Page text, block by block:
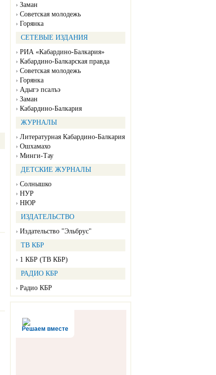
Заман
Советская молодежь
Горянка
СЕТЕВЫЕ ИЗДАНИЯ
РИА «Кабардино-Балкария»
Кабардино-Балкарская правда
Советская молодежь
Горянка
Адыгэ псалъэ
Заман
Кабардино-Балкария
ЖУРНАЛЫ
Литературная Кабардино-Балкария
Ошхамахо
Минги-Тау
ДЕТСКИЕ ЖУРНАЛЫ
Солнышко
НУР
НЮР
ИЗДАТЕЛЬСТВО
Издательство "Эльбрус"
ТВ КБР
1 КБР (ТВ КБР)
РАДИО КБР
Радио КБР
Решаем вместе